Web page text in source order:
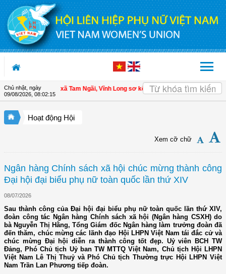
Truy cập nội dung luôn
Chủ nhật, ngày
09/08/2026, 08:02:16
| Hội LHPN xã Tam Ngãi, Vĩnh Long sơ kết công tác Hội và phong trào
Hoạt động Hội
Xem cỡ chữ
Ngân hàng Chính sách xã hội chúc mừng thành công
Đại hội đại biểu phụ nữ toàn quốc lần thứ XIV
08/07/2026
Sau thành công của Đại hội đại biểu phụ nữ toàn quốc lần thứ XIV,
đoàn công tác Ngân hàng Chính sách xã hội (Ngân hàng CSXH) do
bà Nguyễn Thị Hằng, Tổng Giám đốc Ngân hàng làm trưởng đoàn đã
đến thăm, chúc mừng các lãnh đạo Hội LHPN Việt Nam tái đắc cử và
chúc mừng Đại hội diễn ra thành công tốt đẹp. Uỷ viên BCH TW
Đảng, Phó Chủ tịch Uỷ ban TW MTTQ Việt Nam, Chủ tịch Hội LHPN
Việt Nam Lê Thị Thuỷ và Phó Chủ tịch Thường trực Hội LHPN Việt
Nam Trần Lan Phương tiếp đoàn.